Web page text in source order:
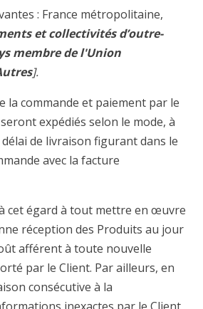
: France métropolitaine,
et collectivités d’outre-
membre de l'Union
].
la commande et paiement par le
expédiés selon le mode, à
délai de livraison figurant dans le
avec la facture
à cet égard à tout mettre en œuvre
réception des Produits au jour
afférent à toute nouvelle
par le Client. Par ailleurs, en
consécutive à la